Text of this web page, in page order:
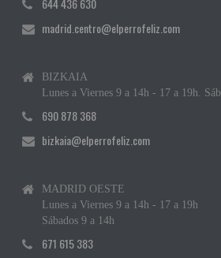
644 436 630
madrid.centro@elperrofeliz.com
BIZKAIA
Lunes a Viernes 9 a 14h - 17 a 19h.
690 878 368
bizkaia@elperrofeliz.com
MADRID OESTE
Lunes a Viernes 9 a 14h - 17 a 19h
Sábados 9 a 14h
671 615 383